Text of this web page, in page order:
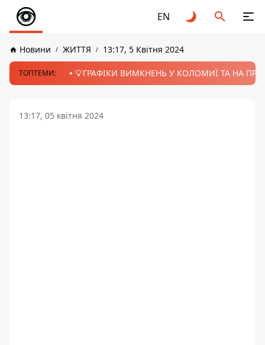
EN
Новини ЖИТТЯ 13:17, 5 Квітня 2024
ТОПТЕМИ: 💡ГРАФІКИ ВИМКНЕНЬ У КОЛОМИЇ ТА НА
13:17, 05 квітня 2024